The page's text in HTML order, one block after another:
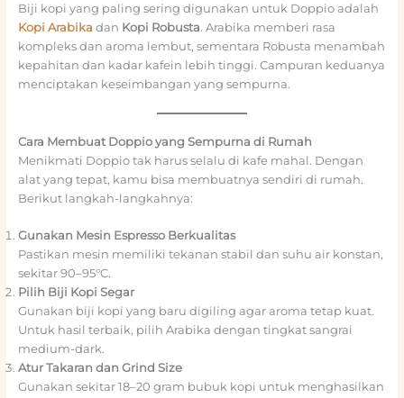
Biji kopi yang paling sering digunakan untuk Doppio adalah
Kopi Arabika dan Kopi Robusta. Arabika memberi rasa
kompleks dan aroma lembut, sementara Robusta menambah
kepahitan dan kadar kafein lebih tinggi. Campuran keduanya
menciptakan keseimbangan yang sempurna.
Cara Membuat Doppio yang Sempurna di Rumah
Menikmati Doppio tak harus selalu di kafe mahal. Dengan
alat yang tepat, kamu bisa membuatnya sendiri di rumah.
Berikut langkah-langkahnya:
Gunakan Mesin Espresso Berkualitas
Pastikan mesin memiliki tekanan stabil dan suhu air konstan,
sekitar 90–95°C.
Pilih Biji Kopi Segar
Gunakan biji kopi yang baru digiling agar aroma tetap kuat.
Untuk hasil terbaik, pilih Arabika dengan tingkat sangrai
medium-dark.
Atur Takaran dan Grind Size
Gunakan sekitar 18–20 gram bubuk kopi untuk menghasilkan